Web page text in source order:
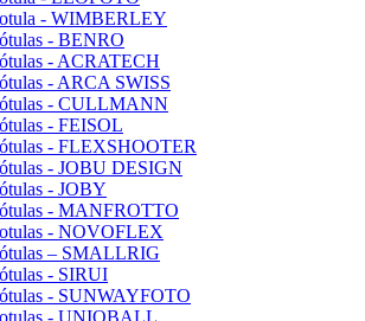
- WIMBERLEY
- BENRO
- ACRATECH
- ARCA SWISS
- CULLMANN
- FEISOL
- FLEXSHOOTER
- JOBU DESIGN
- JOBY
- MANFROTTO
- NOVOFLEX
– SMALLRIG
- SIRUI
- SUNWAYFOTO
- UNIQBALL